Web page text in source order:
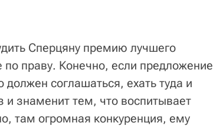
Сперцяну премию лучшего
праву. Конечно, если предложение
должен соглашаться, ехать туда и
и знаменит тем, что воспитывает
там огромная конкуренция, ему